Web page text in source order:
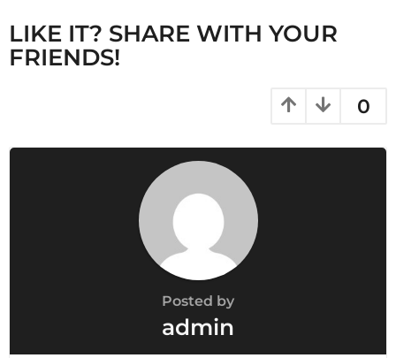
n
a
t
n
LIKE IT? SHARE WITH YOUR
FRIENDS!
0
Posted by
admin